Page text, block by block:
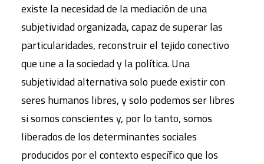
existe la necesidad de la mediación de una
subjetividad organizada, capaz de superar las
particularidades, reconstruir el tejido conectivo
que une a la sociedad y la política. Una
subjetividad alternativa solo puede existir con
seres humanos libres, y solo podemos ser libres
si somos conscientes y, por lo tanto, somos
liberados de los determinantes sociales
producidos por el contexto específico que los